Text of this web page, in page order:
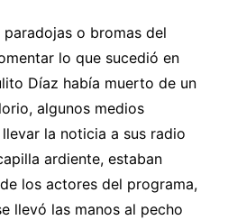
o bromas del
lo que sucedió en
Díaz había muerto de un
algunos medios
la noticia a sus radio
ardiente, estaban
los actores del programa,
llevó las manos al pecho